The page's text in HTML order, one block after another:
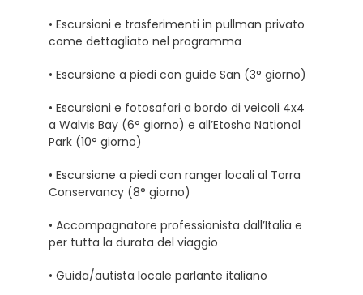
• Escursioni e trasferimenti in pullman privato
come dettagliato nel programma
• Escursione a piedi con guide San (3° giorno)
• Escursioni e fotosafari a bordo di veicoli 4x4
a Walvis Bay (6° giorno) e all’Etosha National
Park (10° giorno)
• Escursione a piedi con ranger locali al Torra
Conservancy (8° giorno)
• Accompagnatore professionista dall’Italia e
per tutta la durata del viaggio
• Guida/autista locale parlante italiano